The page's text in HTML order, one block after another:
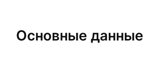
Основные данные